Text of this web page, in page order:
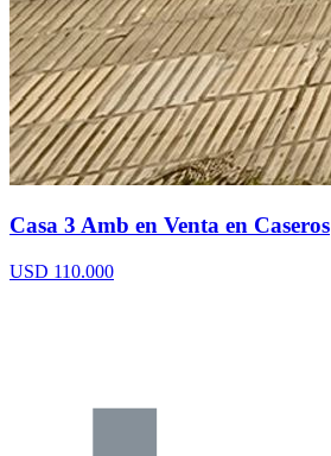
Casa 3 Amb en Venta en Caseros
USD 110.000